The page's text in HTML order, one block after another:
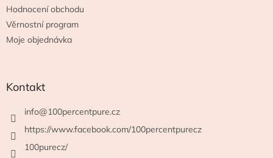
Hodnocení obchodu
Věrnostní program
Moje objednávka
Kontakt
info@100percentpure.cz
https://www.facebook.com/100percentpurecz
100purecz/